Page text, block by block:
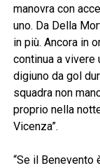
manovra con
uno. Da Della
in più. Ancora in
continua a vivere
digiuno da gol
squadra non
proprio nella
Vicenza”.
“Se il Benevento